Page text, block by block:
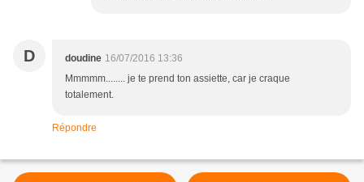
D doudine 16/07/2016 13:36
Mmmmm........ je te prend ton assiette, car je craque
totalement.
Répondre